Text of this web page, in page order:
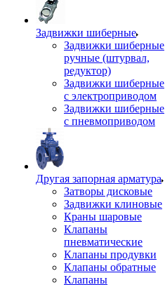
Задвижки шиберные
Задвижки шиберные
ручные (штурвал,
редуктор)
Задвижки шиберные
с электроприводом
Задвижки шиберные
с пневмоприводом
Другая запорная арматура
Затворы дисковые
Задвижки клиновые
Краны шаровые
Клапаны
пневматические
Клапаны продувки
Клапаны обратные
Клапаны